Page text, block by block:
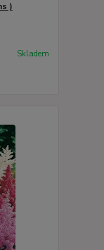
)
Skladem